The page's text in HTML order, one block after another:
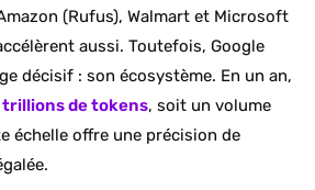
(Rufus), Walmart et Microsoft
aussi. Toutefois, Google
décisif : son écosystème. En un an,
trillions de tokens, soit un volume
échelle offre une précision de